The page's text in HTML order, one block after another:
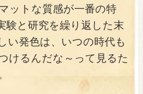
ットな質感が一番の特
験と研究を繰り返した末
い発色は、いつの時代も
けるんだな～って見るた